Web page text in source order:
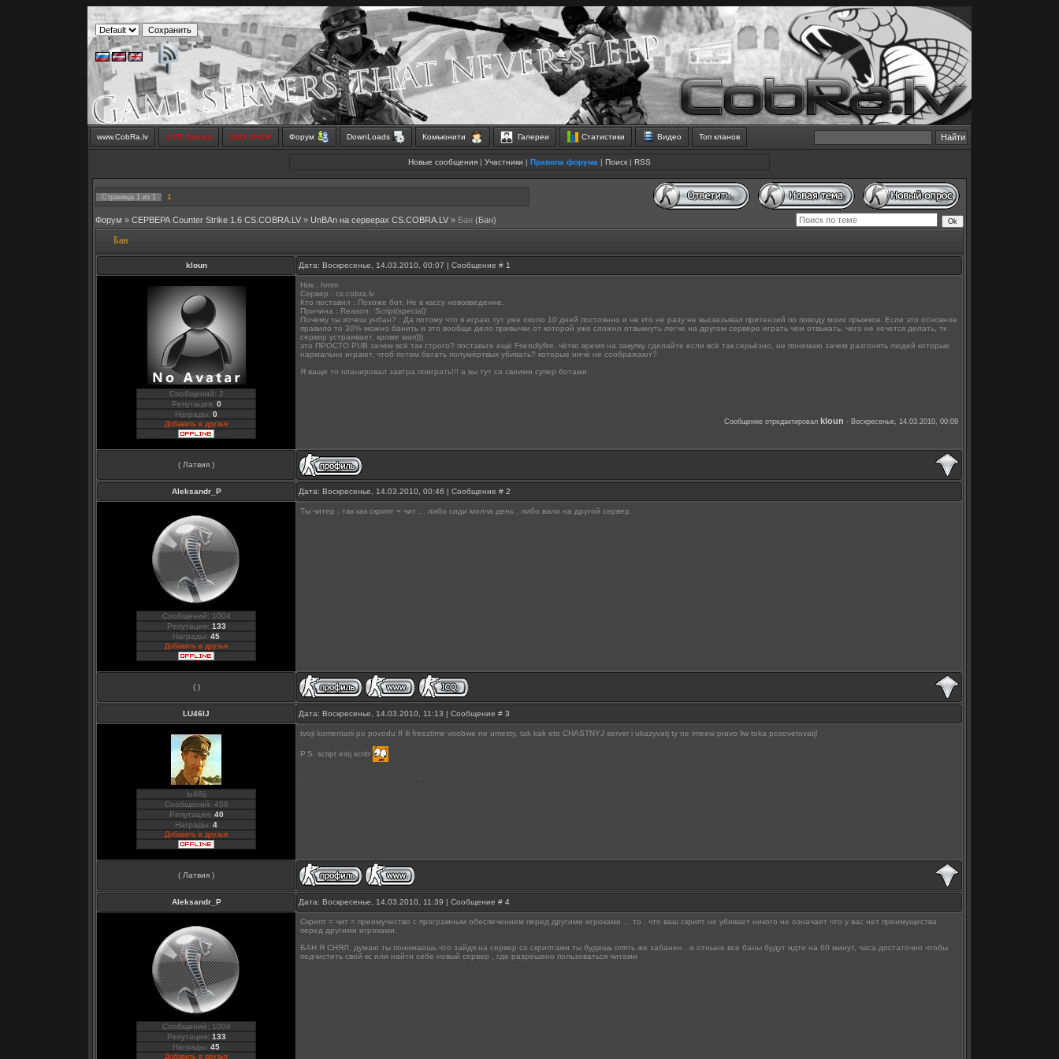
www.CobRa.lv LIVE Stream SMS SHOP Форум DownLoads Комьюнити Галереи Статистики Видео Топ кланов
Новые сообщения | Участники | Правила форума | Поиск | RSS
Страница 1 из 1 1
Форум » СЕРВЕРА Counter Strike 1.6 CS.COBRA.LV » UnBAn на серверах CS.COBRA.LV » Бан (Бан)
Бан
kloun Дата: Воскресенье, 14.03.2010, 00:07 | Сообщение # 1
Сообщений: 2
Репутация: 0
Награды: 0
Добавить в друзья
Ник : hmm
Сервер : cs.cobra.lv
Кто поставил : Похоже бот. Не в кассу нововведение.
Причина : Reason: 'Script(special)'
Почему ты хочеш унбан? : Да потому что я играю тут уже около 10 дней постоянно и не кто не разу не высказывал притензий по поводу моих прыжков. Если это основное
правило то 30% можно банить и это вообще дело привычки от которой уже сложно отвыкнуть легче на другом сервере играть чем отвыкать, чего не хочется делать, тк
сервер устраивает, кроме мап)))
это ПРОСТО PUB зачем всё так строго? поставьте ещё Friendlyfire, чётко время на закупку сделайте если всё так серьёзно, не понемаю зачем разгонять людей которые
нармально играют, чтоб потом бегать полумёртвых убивать? которые ничё не соображают?
Я ваще то планировал завтра поиграть!!! а вы тут со своими супер ботами.
Сообщение отредактировал kloun - Воскресенье, 14.03.2010, 00:09
( Латвия )
Aleksandr_P Дата: Воскресенье, 14.03.2010, 00:46 | Сообщение # 2
Сообщений: 1004
Репутация: 133
Награды: 45
Добавить в друзья
Ты читер , так как скрипт = чит ... либо сиди молча день , либо вали на другой сервер.
( )
LU46IJ Дата: Воскресенье, 14.03.2010, 11:13 | Сообщение # 3
lu46ij
Сообщений: 458
Репутация: 40
Награды: 4
Добавить в друзья
tvoji komentarii po povodu ff ili freeztime voobwe ne umesty, tak kak eto CHASTNYJ server i ukazyvatj ty ne imeew pravo liw toka posovetovatj!
P.S. script estj scritr
( Латвия )
Aleksandr_P Дата: Воскресенье, 14.03.2010, 11:39 | Сообщение # 4
Сообщений: 1004
Репутация: 133
Награды: 45
Добавить в друзья
Скрипт = чит = преимучество с програмным обеспечением перед другими игроками ... то , что ваш скрипт не убивает никого не означает что у вас нет преимущества
перед другими игроками.
БАН Я СНЯЛ, думаю ты понимаешь что зайдя на сервер со скриптами ты будешь опять же забанен . и отныне все баны будут идти на 60 минут, часа достаточно чтобы
подчистить свой кс или найти себе новый сервер , где разрешено пользоваться читами